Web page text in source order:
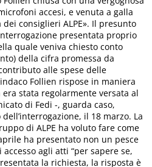
accesi, e venuta a galla
consiglieri ALPE». Il presunto
presentata proprio
quale veniva chiesto conto
della cifra promessa da
alle spese delle
Follien rispose in maniera
stata regolarmente versata al
di Fedi -, guarda caso,
il 18 marzo. La
di ALPE ha voluto fare come
ha presentato non un pesce
agli atti “per sapere se,
la richiesta, la risposta è